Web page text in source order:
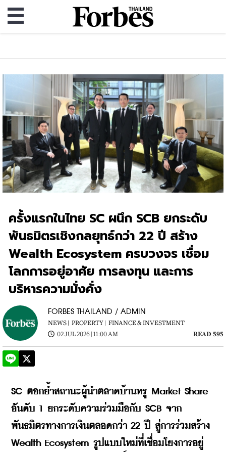
ครั้งแรกในไทย SC ผนึก SCB ยกระดับ
พันธมิตรเชิงกลยุทธ์กว่า 22 ปี สร้าง
Wealth Ecosystem ครบวงจร เชื่อม
โลกการอยู่อาศัย การลงทุน และการ
บริหารความมั่งคั่ง
FORBES THAILAND / ADMIN
NEWS | PROPERTY | FINANCE & INVESTMENT
02 JUL 2026 | 11:00 AM
READ 595
SC ตอกย้ำสถานะผู้นำตลาดบ้านหรู Market Share
อันดับ 1 ยกระดับความร่วมมือกับ SCB จาก
พันธมิตรทางการเงินตลอดกว่า 22 ปี สู่การร่วมสร้าง
Wealth Ecosystem รูปแบบใหม่ที่เชื่อมโยงการอยู่